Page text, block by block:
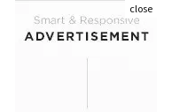
close